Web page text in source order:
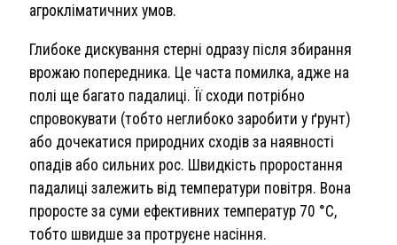
агрокліматичних умов.
Глибоке дискування стерні одразу після збирання
врожаю попередника. Це часта помилка, адже на
полі ще багато падалиці. Її сходи потрібно
спровокувати (тобто неглибоко заробити у ґрунт)
або дочекатися природних сходів за наявності
опадів або сильних рос. Швидкість проростання
падалиці залежить від температури повітря. Вона
проросте за суми ефективних температур 70 °С,
тобто швидше за протруєне насіння.